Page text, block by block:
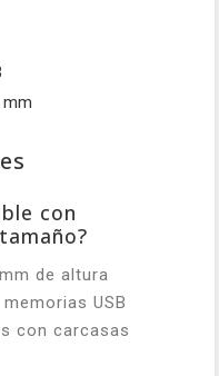
mm
con
de altura
USB
con carcasas